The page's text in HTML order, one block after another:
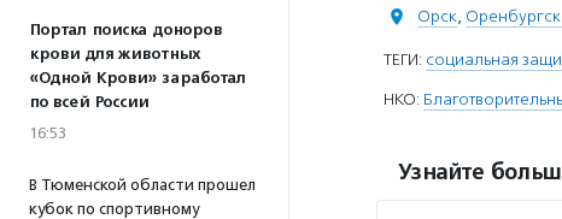
Портал поиска доноров
крови для животных
«Одной Крови» заработал
по всей России
16:53
В Тюменской области прошел
кубок по спортивному
Орск,
ТЕГИ: социальная
НКО:
Узнайте